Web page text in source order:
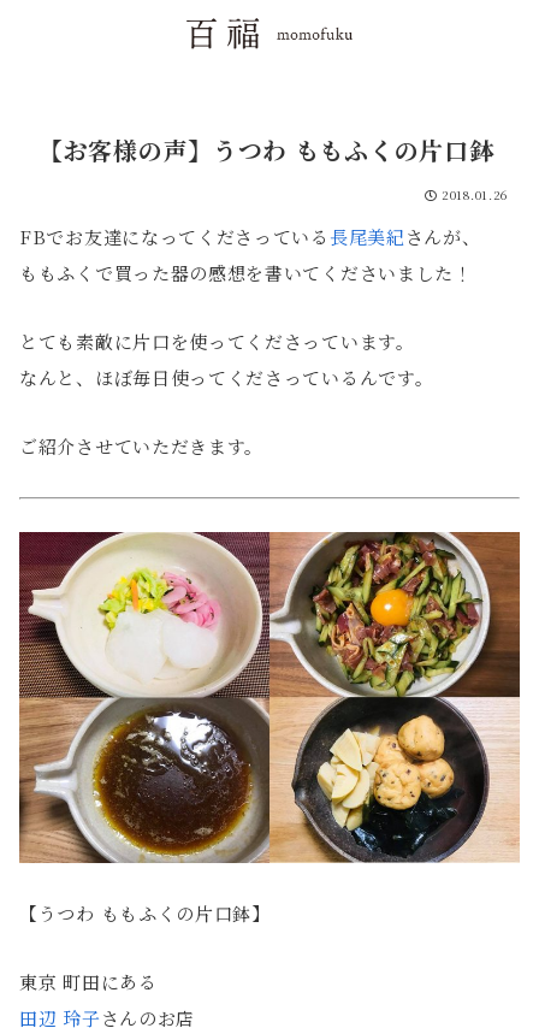
【お客様の声】うつわ ももふくの片口鉢
2018.01.26
FBでお友達になってくださっている 長尾美紀さんが、
ももふくで買った器の感想を書いてくださいました！
とても素敵に片口を使ってくださっています。
なんと、ほぼ毎日使ってくださっているんです。
ご紹介させていただきます。
【うつわ ももふくの片口鉢】
東京 町田にある
田辺 玲子さんのお店